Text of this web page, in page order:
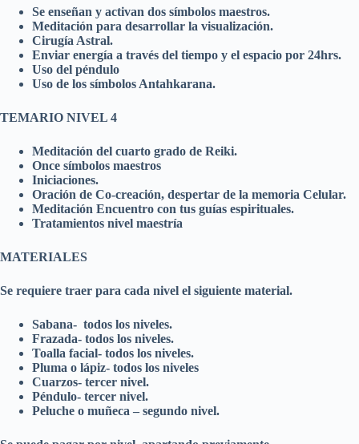
Se enseñan y activan dos símbolos maestros.
Meditación para desarrollar la visualización.
Cirugía Astral.
Enviar energía a través del tiempo y el espacio por 24hrs.
Uso del péndulo
Uso de los símbolos Antahkarana.
TEMARIO NIVEL 4
Meditación del cuarto grado de Reiki.
Once símbolos maestros
Iniciaciones.
Oración de Co-creación, despertar de la memoria Celular.
Meditación Encuentro con tus guías espirituales.
Tratamientos nivel maestría
MATERIALES
Se requiere traer para cada nivel el siguiente material.
Sabana- todos los niveles.
Frazada- todos los niveles.
Toalla facial- todos los niveles.
Pluma o lápiz- todos los niveles
Cuarzos- tercer nivel.
Péndulo- tercer nivel.
Peluche o muñeca – segundo nivel.